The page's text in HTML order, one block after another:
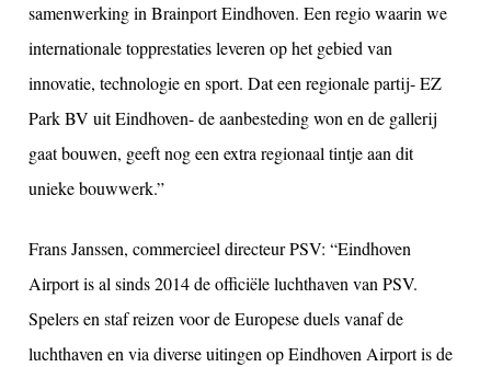
samenwerking in Brainport Eindhoven. Een regio waarin we
internationale topprestaties leveren op het gebied van
innovatie, technologie en sport. Dat een regionale partij- EZ
Park BV uit Eindhoven- de aanbesteding won en de gallerij
gaat bouwen, geeft nog een extra regionaal tintje aan dit
unieke bouwwerk.”
Frans Janssen, commercieel directeur PSV: “Eindhoven
Airport is al sinds 2014 de officiële luchthaven van PSV.
Spelers en staf reizen voor de Europese duels vanaf de
luchthaven en via diverse uitingen op Eindhoven Airport is de